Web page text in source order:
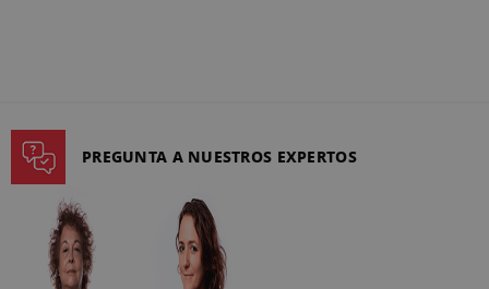
PREGUNTA A NUESTROS EXPERTOS